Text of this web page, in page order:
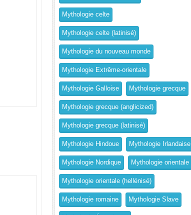
Mythologie celte
Mythologie celte (latinisé)
Mythologie du nouveau monde
Mythologie Extrême-orientale
Mythologie Galloise Mythologie grecque
Mythologie grecque (anglicized)
Mythologie grecque (latinisé)
Mythologie Hindoue Mythologie Irlandaise
Mythologie Nordique Mythologie orientale
Mythologie orientale (hellénisé)
Mythologie romaine Mythologie Slave